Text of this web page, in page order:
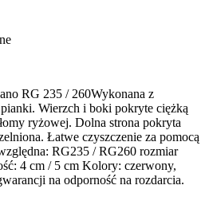
RG 235 / 260Wykonana z
Wierzch i boki pokryte ciężką
ryżowej. Dolna strona pokryta
Łatwe czyszczenie za pomocą
RG235 / RG260 rozmiar
4 cm / 5 cm Kolory: czerwony,
na odporność na rozdarcia.